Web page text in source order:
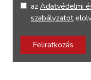
azAdatvédelmi
szabályzatot
Feliratkozás